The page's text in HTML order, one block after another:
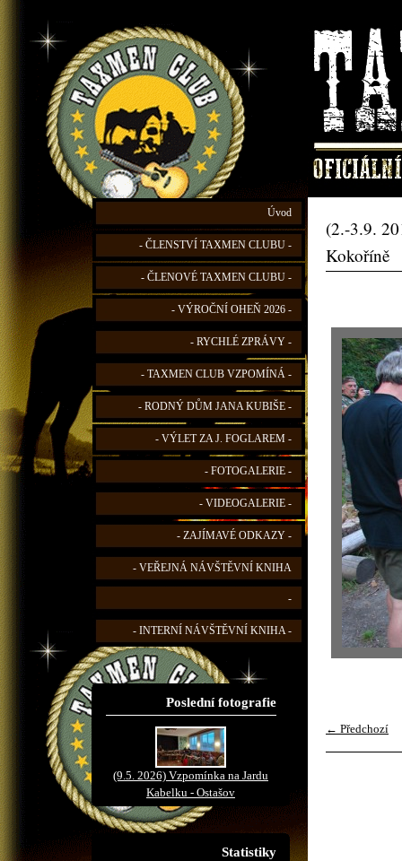
Úvod
- ČLENSTVÍ TAXMEN CLUBU -
- ČLENOVÉ TAXMEN CLUBU -
- VÝROČNÍ OHEŇ 2026 -
- RYCHLÉ ZPRÁVY -
- TAXMEN CLUB VZPOMÍNÁ -
- RODNÝ DŮM JANA KUBIŠE -
- VÝLET ZA J. FOGLAREM -
- FOTOGALERIE -
- VIDEOGALERIE -
- ZAJÍMAVÉ ODKAZY -
- VEŘEJNÁ NÁVŠTĚVNÍ KNIHA
-
- INTERNÍ NÁVŠTĚVNÍ KNIHA -
Poslední fotografie
(9.5. 2026) Vzpomínka na Jardu
Kabelku - Ostašov
Statistiky
(2.-3.9.
Kokoříně
← Předchozí